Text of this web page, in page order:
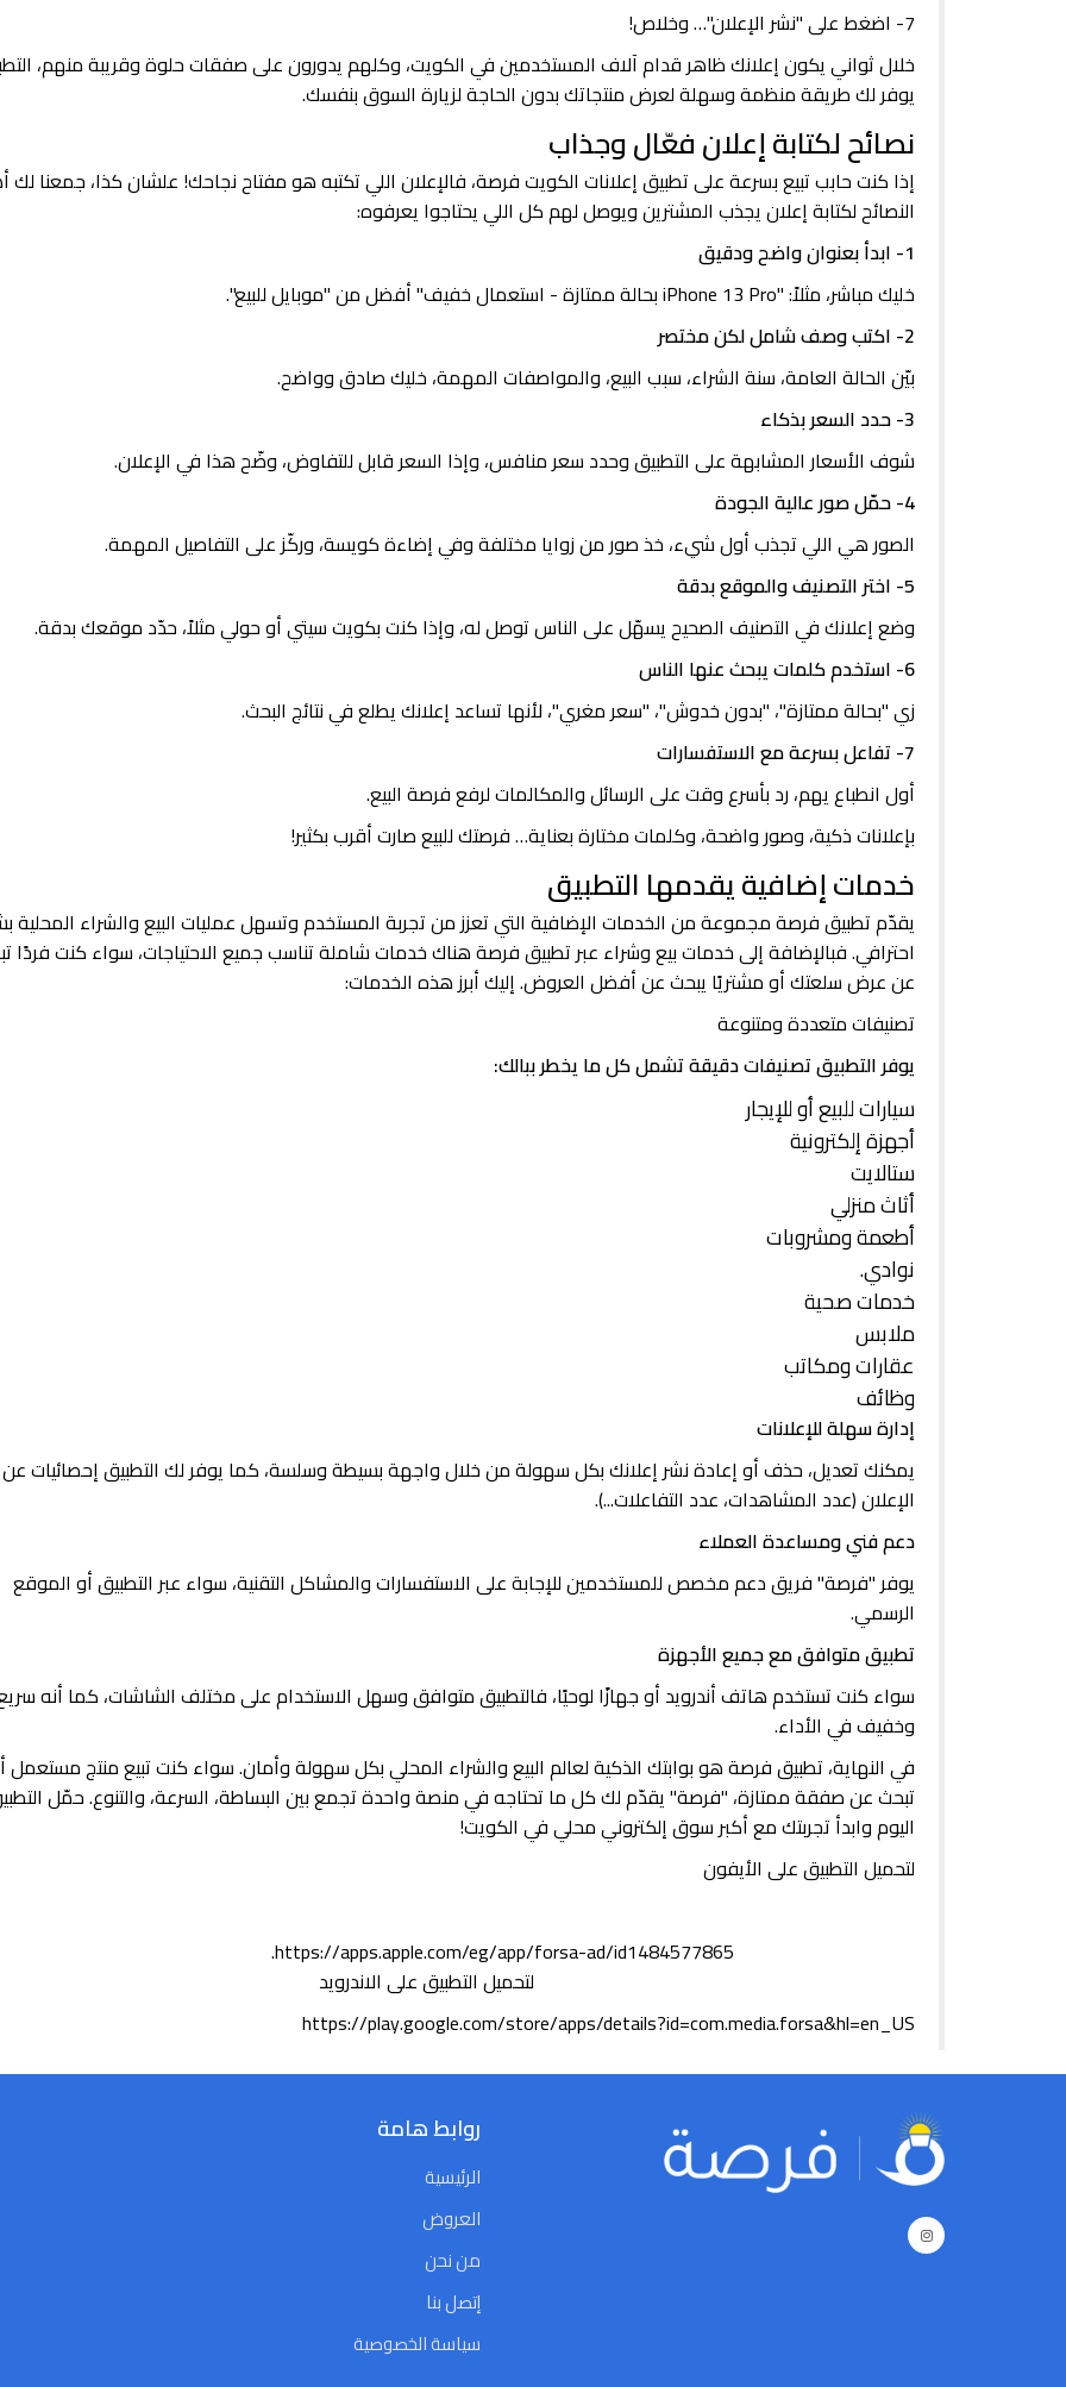
7- اضغط على "نشر الإعلان"… وخلاص!
خلال ثواني يكون إعلانك ظاهر قدام آلاف المستخدمين في الكويت، وكلهم يدورون على صفقات حلوة وقريبة منهم،
يوفر لك طريقة منظمة وسهلة لعرض منتجاتك بدون الحاجة لزيارة السوق بنفسك.
نصائح لكتابة إعلان فعّال وجذاب
إذا كنت حابب تبيع بسرعة على تطبيق إعلانات الكويت فرصة، فالإعلان اللي تكتبه هو مفتاح نجاحك! علشان كذا، جمعنا لك
النصائح لكتابة إعلان يجذب المشترين ويوصل لهم كل اللي يحتاجوا يعرفوه:
1- ابدأ بعنوان واضح ودقيق
خليك مباشر، مثلاً: "iPhone 13 Pro بحالة ممتازة - استعمال خفيف" أفضل من "موبايل للبيع".
2- اكتب وصف شامل لكن مختصر
بيّن الحالة العامة، سنة الشراء، سبب البيع، والمواصفات المهمة، خليك صادق وواضح.
3- حدد السعر بذكاء
شوف الأسعار المشابهة على التطبيق وحدد سعر منافس، وإذا السعر قابل للتفاوض، وضّح هذا في الإعلان.
4- حمّل صور عالية الجودة
الصور هي اللي تجذب أول شيء، خذ صور من زوايا مختلفة وفي إضاءة كويسة، وركّز على التفاصيل المهمة.
5- اختر التصنيف والموقع بدقة
وضع إعلانك في التصنيف الصحيح يسهّل على الناس توصل له، وإذا كنت بكويت سيتي أو حولي مثلاً، حدّد موقعك بدقة.
6- استخدم كلمات يبحث عنها الناس
زي "بحالة ممتازة"، "بدون خدوش"، "سعر مغري"، لأنها تساعد إعلانك يطلع في نتائج البحث.
7- تفاعل بسرعة مع الاستفسارات
أول انطباع يهم، رد بأسرع وقت على الرسائل والمكالمات لرفع فرصة البيع.
بإعلانات ذكية، وصور واضحة، وكلمات مختارة بعناية… فرصتك للبيع صارت أقرب بكثير!
خدمات إضافية يقدمها التطبيق
يقدّم تطبيق فرصة مجموعة من الخدمات الإضافية التي تعزز من تجربة المستخدم وتسهل عمليات البيع والشراء المحلية
احترافي. فبالإضافة إلى خدمات بيع وشراء عبر تطبيق فرصة هناك خدمات شاملة تناسب جميع الاحتياجات، سواء كنت فردًا
عن عرض سلعتك أو مشتريًا يبحث عن أفضل العروض. إليك أبرز هذه الخدمات:
تصنيفات متعددة ومتنوعة
يوفر التطبيق تصنيفات دقيقة تشمل كل ما يخطر ببالك:
سيارات للبيع أو للإيجار
أجهزة إلكترونية
ستالايت
أثاث منزلي
أطعمة ومشروبات
نوادي.
خدمات صحية
ملابس
عقارات ومكاتب
وظائف
إدارة سهلة للإعلانات
يمكنك تعديل، حذف أو إعادة نشر إعلانك بكل سهولة من خلال واجهة بسيطة وسلسة، كما يوفر لك التطبيق إحصائيات عن
الإعلان (عدد المشاهدات، عدد التفاعلات...).
دعم فني ومساعدة العملاء
يوفر "فرصة" فريق دعم مخصص للمستخدمين للإجابة على الاستفسارات والمشاكل التقنية، سواء عبر التطبيق أو الموقع
الرسمي.
تطبيق متوافق مع جميع الأجهزة
سواء كنت تستخدم هاتف أندرويد أو جهازًا لوحيًا، فالتطبيق متوافق وسهل الاستخدام على مختلف الشاشات، كما أنه
وخفيف في الأداء.
في النهاية، تطبيق فرصة هو بوابتك الذكية لعالم البيع والشراء المحلي بكل سهولة وأمان. سواء كنت تبيع منتج مستعمل
تبحث عن صفقة ممتازة، "فرصة" يقدّم لك كل ما تحتاجه في منصة واحدة تجمع بين البساطة، السرعة، والتنوع. حمّل
اليوم وابدأ تجربتك مع أكبر سوق إلكتروني محلي في الكويت!
لتحميل التطبيق على الأيفون
apps.apple.com/eg/app/forsa-ad/id1484577865.
لتحميل التطبيق على الاندرويد
https://play.google.com/store/apps/details?id=com.media.forsa&hl=en_US
روابط هامة
الرئيسية
العروض
من نحن
إتصل بنا
سياسة الخصوصية